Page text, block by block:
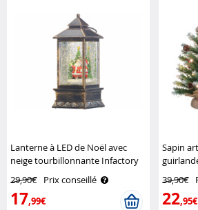
Lanterne à LED de Noël avec
neige tourbillonnante Infactory
29,90€ Prix conseillé
17,99€
Sapin
39,90€
22,95€